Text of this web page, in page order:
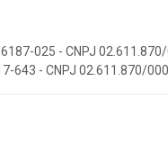
025 - CNPJ
643 - CNPJ 02.611.870/